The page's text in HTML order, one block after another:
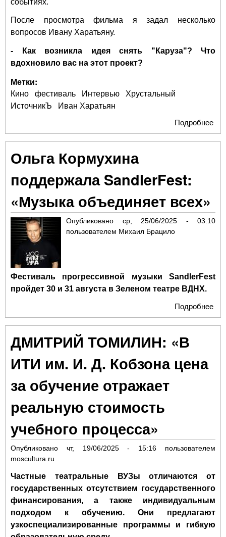
После просмотра фильма я задал несколько
вопросов Ивану Харатьяну.
- Как возникла идея снять "Каруза"? Что
вдохновило вас на этот проект?
Метки:
Кино фестиваль Интервью
Хрустальный
ИсточникЪ
Иван Харатьян
Подробнее
—
Ольга Кормухина
поддержала SandlerFest:
«Музыка объединяет всех»
Опубликовано ср, 25/06/2025 - 03:10
пользователем Михаил Брацило
Фестиваль прогрессивной музыки SandlerFest
пройдет 30 и 31 августа в Зеленом театре ВДНХ.
Подробнее
ДМИТРИЙ ТОМИЛИН: «В
ИТИ им. И. Д. Кобзона цена
за обучение отражает
реальную стоимость
учебного процесса»
Опубликовано чт, 19/06/2025 - 15:16 пользователем
moscultura.ru
Частные театральные ВУЗы отличаются от
государственных отсутствием государственного
финансирования, а также индивидуальным
подходом к обучению. Они предлагают
узкоспециализированные программы и гибкую